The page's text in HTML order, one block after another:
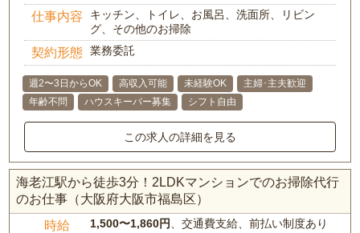
仕事内容
キッチン、トイレ、お風呂、洗面所、リビン
グ、その他のお掃除
契約形態 業務委託
週2〜3日からOK 高収入可能 未経験OK
主婦･主夫歓迎
年齢不問
ハウスキーパー募集 シフト自由
この求人の詳細を見る
海老江駅から徒歩3分！2LDKマンションでのお掃除代行
のお仕事（大阪府大阪市福島区）
時給 1,500〜1,860円 、交通費支給、前払い制度あり